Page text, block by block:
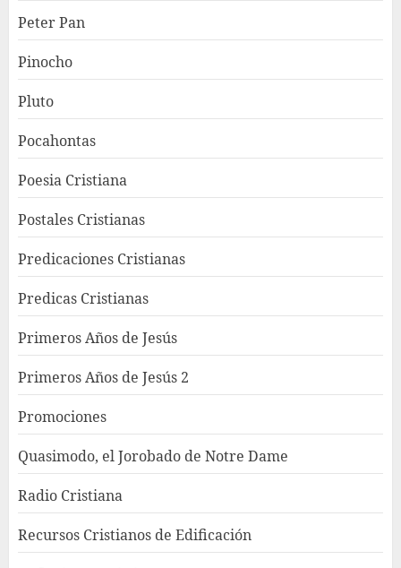
Peter Pan
Pinocho
Pluto
Pocahontas
Poesia Cristiana
Postales Cristianas
Predicaciones Cristianas
Predicas Cristianas
Primeros Años de Jesús
Primeros Años de Jesús 2
Promociones
Quasimodo, el Jorobado de Notre Dame
Radio Cristiana
Recursos Cristianos de Edificación